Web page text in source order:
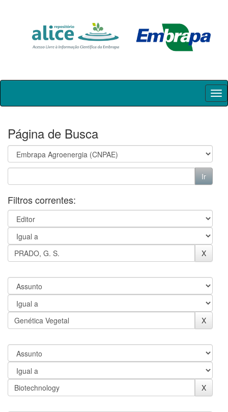
Skip
Página de Busca
Filtros correntes: